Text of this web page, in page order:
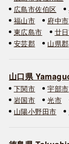
広島市佐伯区
福山市
府中市
東広島市
廿
安芸郡
山県郡
山口県
下関市 宇部市
岩国市
光市
山陽小野田市